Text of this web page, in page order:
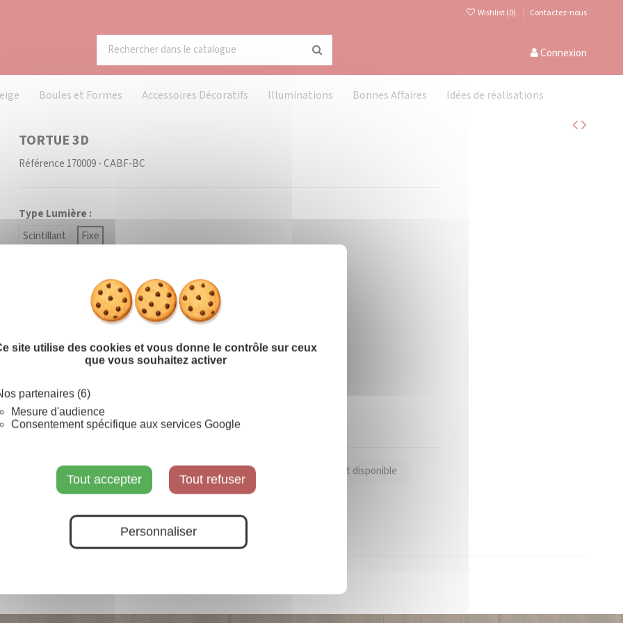
site utilise des cookies et vous donne le contrôle sur ceux
que vous souhaitez activer
partenaires (6)
Mesure d'audience
Consentement spécifique aux services Google
Tout accepter Tout refuser
Personnaliser
Wishlist (0) Contactez-nous
Connexion
Boules et Formes Accessoires Décoratifs Illuminations Bonnes Affaires Idées de réalisations
TORTUE 3D
Référence 170009 - CABF-BC
Type Lumière :
Scintillant
Fixe
Blanc Froid
Blanc
Coloré (à préciser)
Dimensions :
Prévenez-moi lorsque le produit est disponible
SUR COMMANDE